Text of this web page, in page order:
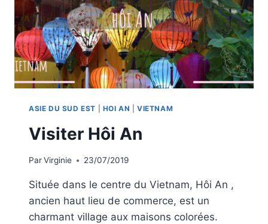
ASIE DU SUD EST HOI AN |VIETNAM
Visiter Hôi An
ParVirginie 23/07/2019
Située dans le centre du Vietnam, Hôi An ,
ancien haut lieu de commerce, est un
charmant village aux maisons colorées.